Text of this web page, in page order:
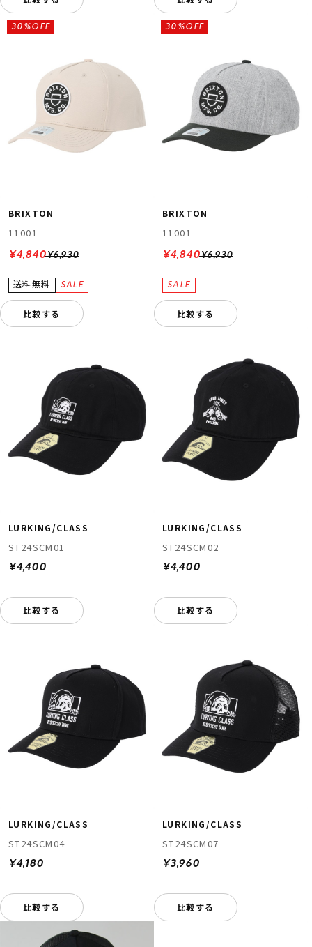
BRIXTON
11001
¥6,930
30%OFF
¥4,840
比較する
BRIXTON
11001
¥6,930
30%OFF
¥4,840
比較する
LURKING/CLASS
ST24SCM01
¥4,400
比較する
LURKING/CLASS
ST24SCM02
¥4,400
比較する
LURKING/CLASS
ST24SCM04
¥4,180
比較する
LURKING/CLASS
ST24SCM07
¥3,960
比較する